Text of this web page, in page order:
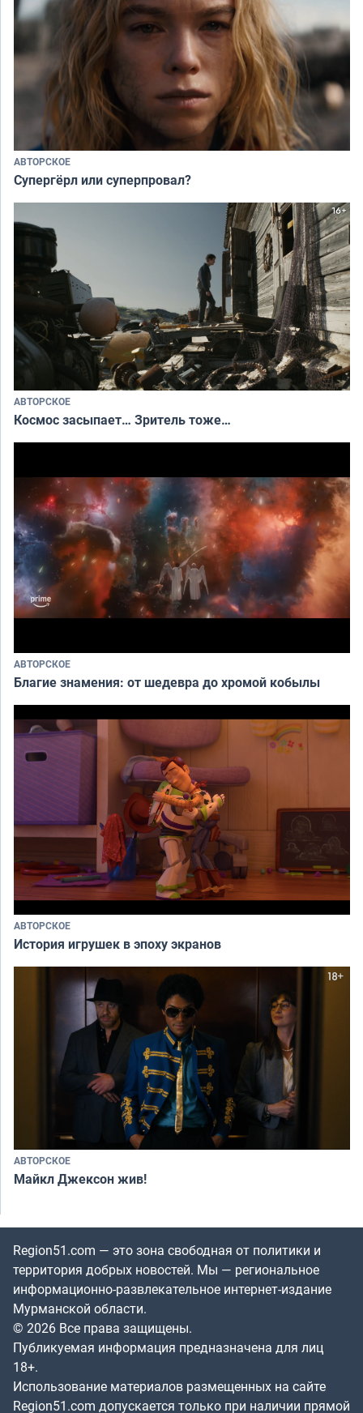
АВТОРСКОЕ
Супергёрл или суперпровал?
АВТОРСКОЕ
Космос засыпает… Зритель тоже…
АВТОРСКОЕ
Благие знамения: от шедевра до хромой кобылы
АВТОРСКОЕ
История игрушек в эпоху экранов
АВТОРСКОЕ
Майкл Джексон жив!
Region51.com — это зона свободная от политики и
территория добрых новостей. Мы — региональное
информационно-развлекательное интернет-издание
Мурманской области.
© 2026 Все права защищены.
Публикуемая информация предназначена для лиц
18+.
Использование материалов размещенных на сайте
Region51.com допускается только при наличии прямой